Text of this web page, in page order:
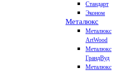
Стандарт
Эконом
Металюкс
Металюкс
ArtWood
Металюкс
ГрандВуд
Металюкс